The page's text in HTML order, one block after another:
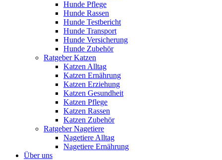
Hunde Pflege
Hunde Rassen
Hunde Testbericht
Hunde Transport
Hunde Versicherung
Hunde Zubehör
Ratgeber Katzen
Katzen Alltag
Katzen Ernährung
Katzen Erziehung
Katzen Gesundheit
Katzen Pflege
Katzen Rassen
Katzen Zubehör
Ratgeber Nagetiere
Nagetiere Alltag
Nagetiere Ernährung
Über uns